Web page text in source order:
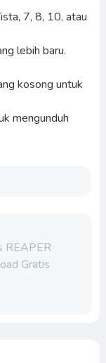
7, 8, 10, atau
lebih baru.
kosong untuk
mengunduh
REAPER
Gratis